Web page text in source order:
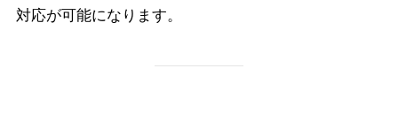
対応が可能になります。